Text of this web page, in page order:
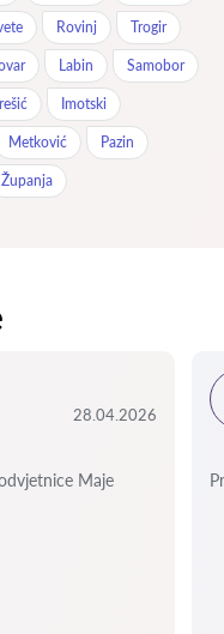
Rovinj Trogir
Labin Samobor
Imotski
Metković Pazin
Županja
28.04.2026
Maje